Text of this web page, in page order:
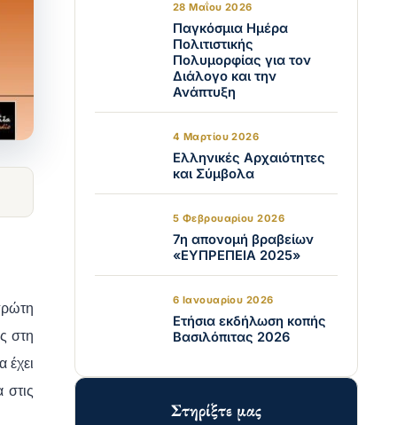
στη
έχει
28 Μαΐου 2026
Παγκόσμια Ημέρα
Πολιτιστικής
Πολυμορφίας για τον
Διάλογο και την
Ανάπτυξη
4 Μαρτίου 2026
Ελληνικές Αρχαιότητες
και Σύμβολα
5 Φεβρουαρίου 2026
7η απονομή βραβείων
«ΕΥΠΡΕΠΕΙΑ 2025»
6 Ιανουαρίου 2026
Ετήσια εκδήλωση κοπής
Βασιλόπιτας 2026
Στηρίξτε μας